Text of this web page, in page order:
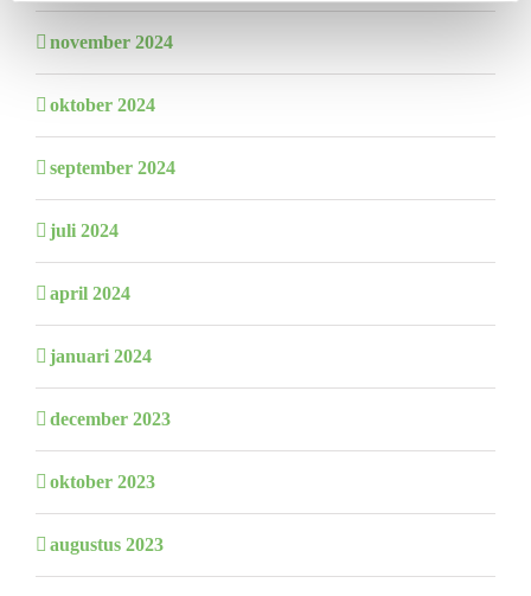
november 2024
oktober 2024
september 2024
juli 2024
april 2024
januari 2024
december 2023
oktober 2023
augustus 2023